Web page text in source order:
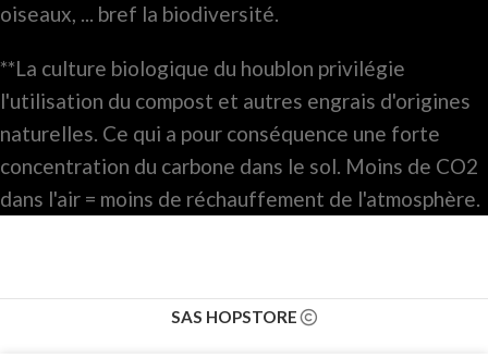
oiseaux, ... bref la biodiversité.
**La culture biologique du houblon privilégie
l'utilisation du compost et autres engrais d'origines
naturelles. Ce qui a pour conséquence une forte
concentration du carbone dans le sol. Moins de CO2
dans l'air = moins de réchauffement de l'atmosphère.
SAS HOPSTORE